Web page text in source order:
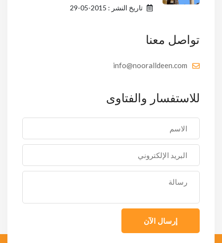
تاريخ النشر : 2015-05-29
تواصل معنا
info@nooralldeen.com
للاستفسار والفتاوى
إرسال الآن